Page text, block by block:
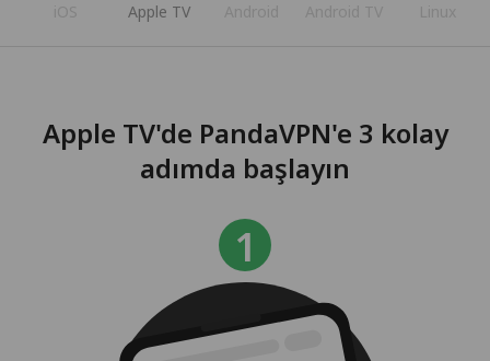
iOS Apple TV Android Android TV Linux
Apple TV'de PandaVPN'e 3 kolay
adımda başlayın